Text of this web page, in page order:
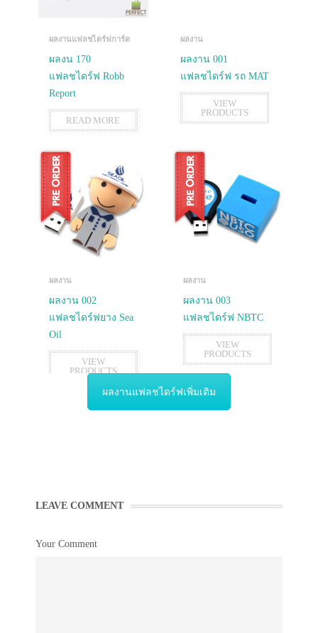
ผลงานแฟลชไดร์ฟการ์ด
ผลงน 170
แฟลชไดร์ฟ Robb
Report
READ MORE
ผลงาน
ผลงาน 001
แฟลชไดร์ฟ รถ MAT
VIEW
PRODUCTS
ผลงาน
ผลงาน 002
แฟลชไดร์ฟยาง Sea
Oil
VIEW
PRODUCTS
ผลงาน
ผลงาน 003
แฟลชไดร์ฟ NBTC
VIEW
PRODUCTS
ผลงานแฟลชไดร์ฟเพิ่มเติม
LEAVE COMMENT
Your Comment